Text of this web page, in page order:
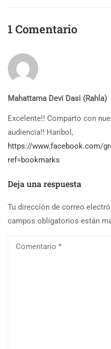
1 Comentario
Mahattama Devi Dasi (Rahla)
Excelente!! Comparto con
audiencia!! Haribol,
https://www.facebook.com/
ref=bookmarks
Deja una respuesta
Tu dirección de correo
campos obligatorios están